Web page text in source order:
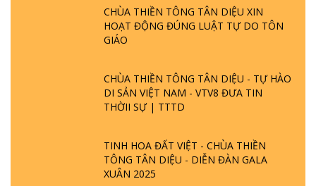
CHÙA THIỀN TÔNG TÂN DIỆU XIN
HOẠT ĐỘNG ĐÚNG LUẬT TỰ DO TÔN
GIÁO
CHÙA THIỀN TÔNG TÂN DIỆU - TỰ HÀO
DI SẢN VIỆT NAM - VTV8 ĐƯA TIN
THỜII SỰ | TTTD
TINH HOA ĐẤT VIỆT - CHÙA THIỀN
TÔNG TÂN DIỆU - DIỄN ĐÀN GALA
XUÂN 2025